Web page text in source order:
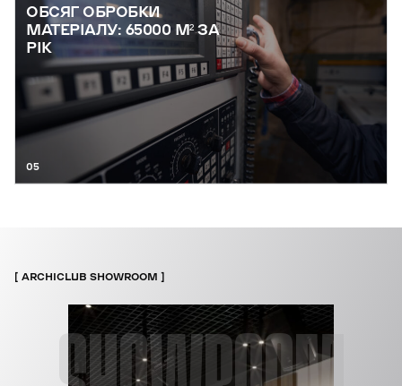
ОБСЯГ ОБРОБКИ
МАТЕРІАЛУ: 65000 М² ЗА
РІК
05
ARCHICLUB SHOWROOM